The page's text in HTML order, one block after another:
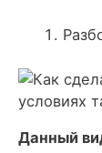
Данный